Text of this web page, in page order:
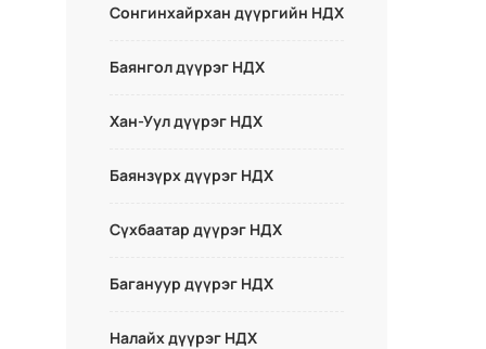
Сонгинхайрхан дүүргийн НДХ
Баянгол дүүрэг НДХ
Хан-Уул дүүрэг НДХ
Баянзүрх дүүрэг НДХ
Сүхбаатар дүүрэг НДХ
Багануур дүүрэг НДХ
Налайх дүүрэг НДХ